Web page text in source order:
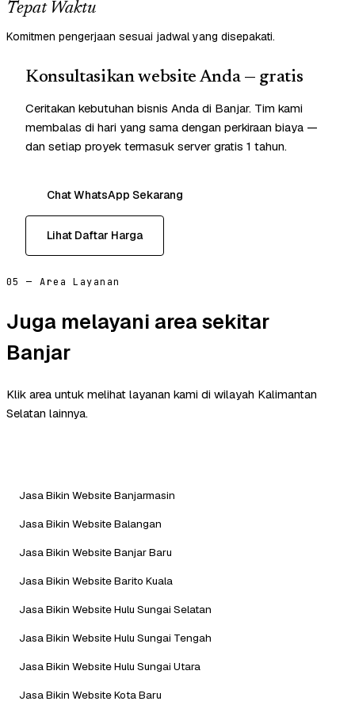
Tepat Waktu
Komitmen pengerjaan sesuai jadwal yang disepakati.
Konsultasikan website Anda — gratis
Ceritakan kebutuhan bisnis Anda di Banjar. Tim kami
membalas di hari yang sama dengan perkiraan biaya —
dan setiap proyek termasuk server gratis 1 tahun.
Chat WhatsApp Sekarang
Lihat Daftar Harga
05 — Area Layanan
Juga melayani area sekitar
Banjar
Klik area untuk melihat layanan kami di wilayah Kalimantan
Selatan lainnya.
Jasa Bikin Website Banjarmasin
Jasa Bikin Website Balangan
Jasa Bikin Website Banjar Baru
Jasa Bikin Website Barito Kuala
Jasa Bikin Website Hulu Sungai Selatan
Jasa Bikin Website Hulu Sungai Tengah
Jasa Bikin Website Hulu Sungai Utara
Jasa Bikin Website Kota Baru